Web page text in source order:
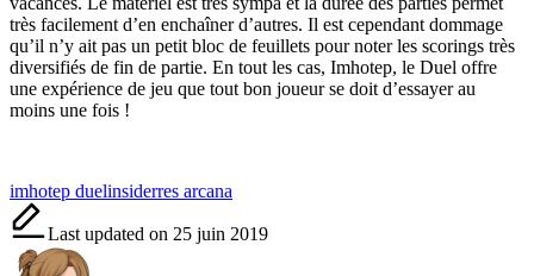
très facilement d’en enchaîner d’autres. Il est cependant dommage
qu’il n’y ait pas un petit bloc de feuillets pour noter les scorings très
diversifiés de fin de partie. En tout les cas, Imhotep, le Duel offre
une expérience de jeu que tout bon joueur se doit d’essayer au
moins une fois !
Tags:
imhotep duelinsiderres arcana
Last updated on 25 juin 2019